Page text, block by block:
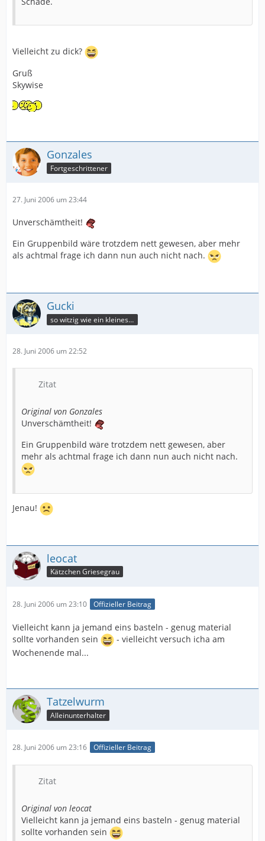
Vielleicht zu dick?
Gruß
Skywise
Gonzales
Fortgeschrittener
27. Juni 2006 um 23:44
Unverschämtheit!
Ein Gruppenbild wäre trotzdem nett gewesen, aber mehr
als achtmal frage ich dann nun auch nicht nach.
Gucki
so witzig wie ein kleines Steak!
28. Juni 2006 um 22:52
Zitat
Original von Gonzales
Unverschämtheit!
Ein Gruppenbild wäre trotzdem nett gewesen, aber
mehr als achtmal frage ich dann nun auch nicht nach.
Jenau!
leocat
Kätzchen Griesegrau
28. Juni 2006 um 23:10 Offizieller Beitrag
Vielleicht kann ja jemand eins basteln - genug material
sollte vorhanden sein
- vielleicht versuch icha am
Wochenende mal...
Tatzelwurm
Alleinunterhalter
28. Juni 2006 um 23:16 Offizieller Beitrag
Zitat
Original von leocat
Vielleicht kann ja jemand eins basteln - genug material
sollte vorhanden sein